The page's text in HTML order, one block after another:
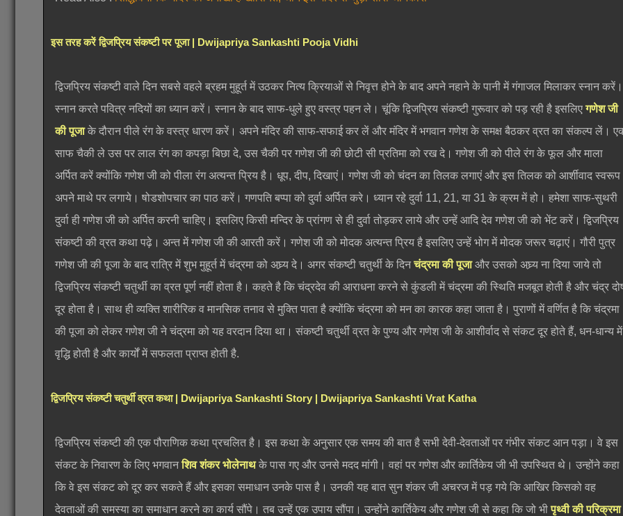
इस तरह करें द्विजप्रिय संकष्टी पर पूजा | Dwijapriya Sankashti Pooja Vidhi
द्विजप्रिय संकष्टी वाले दिन सबसे वहले ब्रहम मुहूर्त में उठकर नित्य क्रियाओं से निवृत्त होने के बाद अपने नहाने के पानी में गंगाजल मिलाकर स्नान करें।
स्नान करते पवित्र नदियों का ध्यान करें। स्नान के बाद साफ-धुले हुए वस्त्र पहन ले। चूंकि द्विजप्रिय संकष्टी गुरूवार को पड़ रही है इसलिएगणेश जी
की पूजाके दौरान पीले रंग के वस्त्र धारण करें। अपने मंदिर की साफ-सफाई कर लें और मंदिर में भगवान गणेश के समक्ष बैठकर व्रत का संकल्प लें।
साफ चैकी ले उस पर लाल रंग का कपड़ा बिछा दे, उस चैकी पर गणेश जी की छोटी सी प्रतिमा को रख दे। गणेश जी को पीले रंग के फूल और माला
अर्पित करें क्योंकि गणेश जी को पीला रंग अत्यन्त प्रिय है। धूप, दीप, दिखाएं। गणेश जी को चंदन का तिलक लगाएं और इस तिलक को आर्शीवाद स्वरूप
अपने माथे पर लगाये। षोडशोपचार का पाठ करें। गणपति बप्पा को दुर्वा अर्पित करे। ध्यान रहे दुर्वा 11, 21, या 31 के क्रम में हो। हमेशा साफ-सुथरी
दुर्वा ही गणेश जी को अर्पित करनी चाहिए। इसलिए किसी मन्दिर के प्रांगण से ही दुर्वा तोड़कर लाये और उन्हें आदि देव गणेश जी को भेंट करें। द्विजप्रिय
संकष्टी की व्रत कथा पढ़े। अन्त में गणेश जी की आरती करें। गणेश जी को मोदक अत्यन्त प्रिय है इसलिए उन्हें भोग में मोदक जरूर चढ़ाएं। गौरी पुत्र
गणेश जी की पूजा के बाद रात्रि में शुभ मुहूर्त में चंद्रमा को अघ्र्य दे। अगर संकष्टी चतुर्थी के दिनचंद्रमा की पूजाऔर उसको अघ्र्य ना दिया जाये तो
द्विजप्रिय संकष्टी चतुर्थी का व्रत पूर्ण नहीं होता है। कहते है कि चंद्रदेव की आराधना करने से कुंडली में चंद्रमा की स्थिति मजबूत होती है और चंद्र
दूर होता है। साथ ही व्यक्ति शारीरिक व मानसिक तनाव से मुक्ति पाता है क्योंकि चंद्रमा को मन का कारक कहा जाता है। पुराणों में वर्णित है कि चंद्रमा
की पूजा को लेकर गणेश जी ने चंद्रमा को यह वरदान दिया था। संकष्टी चतुर्थी व्रत के पुण्य और गणेश जी के आशीर्वाद से संकट दूर होते हैं, धन-धान्य में
वृद्धि होती है और कार्यों में सफलता प्राप्त होती है.
द्विजप्रिय संकष्टी चतुर्थी व्रत कथा | Dwijapriya Sankashti Story | Dwijapriya Sankashti Vrat Katha
द्विजप्रिय संकष्टी की एक पौराणिक कथा प्रचलित है। इस कथा के अनुसार एक समय की बात है सभी देवी-देवताओं पर गंभीर संकट आन पड़ा। वे इस
संकट के निवारण के लिए भगवानशिव शंकर भोलेनाथके पास गए और उनसे मदद मांगी। वहां पर गणेश और कार्तिकेय जी भी उपस्थित थे। उन्होंने कहा
कि वे इस संकट को दूर कर सकते हैं और इसका समाधान उनके पास है। उनकी यह बात सुन शंकर जी अचरज में पड़ गये कि आखिर किसको वह
देवताओं की समस्या का समाधान करने का कार्य सौंपे। तब उन्हें एक उपाय सौंपा। उन्होंने कार्तिकेय और गणेश जी से कहा कि जो भीपृथ्वी की परिक्रमा